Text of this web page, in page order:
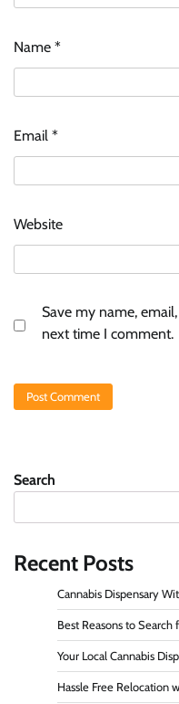
Name *
Email *
Website
Save my name,
next time I comment.
Search
Recent Posts
Cannabis Dispensary
Best Reasons to Search
Your Local Cannabis
Hassle Free Relocation